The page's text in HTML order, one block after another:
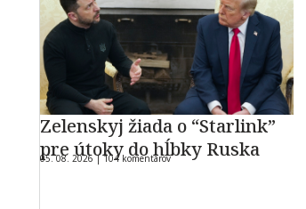
Zelenskyj žiada o “Starlink”
pre útoky do hĺbky Ruska
05. 08. 2026 |104 komentárov